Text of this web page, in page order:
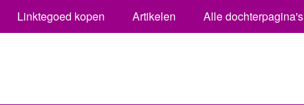
Linktegoed kopen Artikelen Alle dochterpagina's